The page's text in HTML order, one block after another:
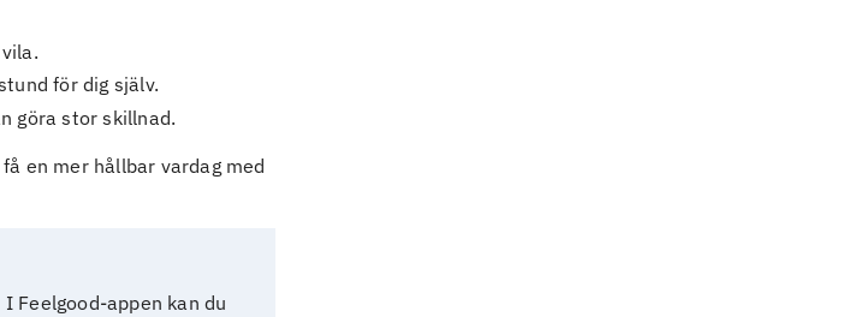
för dig själv.
göra stor skillnad.
en mer hållbar vardag med
Feelgood-appen kan du